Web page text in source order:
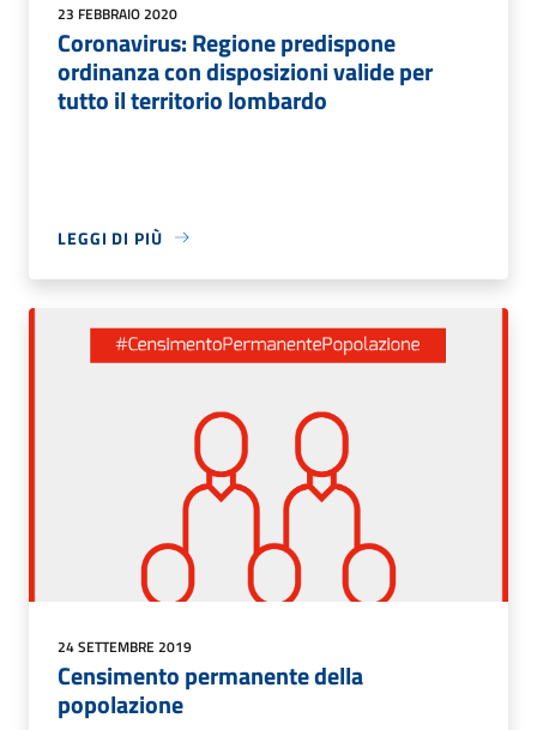
23 FEBBRAIO 2020
Coronavirus: Regione predispone
ordinanza con disposizioni valide per
tutto il territorio lombardo
LEGGI DI PIÙ
24 SETTEMBRE 2019
Censimento permanente della
popolazione